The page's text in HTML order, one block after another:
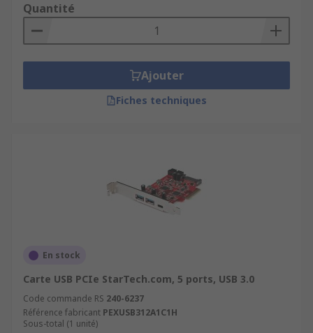
Quantité
Ajouter
Fiches techniques
En stock
Carte USB PCIe StarTech.com, 5 ports, USB 3.0
Code commande RS 240-6237
Référence fabricant PEXUSB312A1C1H
Sous-total (1 unité)